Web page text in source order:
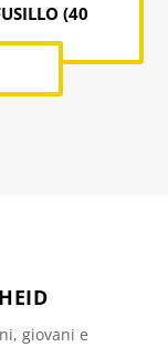
(40
giovani e